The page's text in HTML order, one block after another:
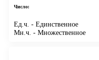
Число:
Ед.ч. - Единственное
Мн.ч. - Множественное